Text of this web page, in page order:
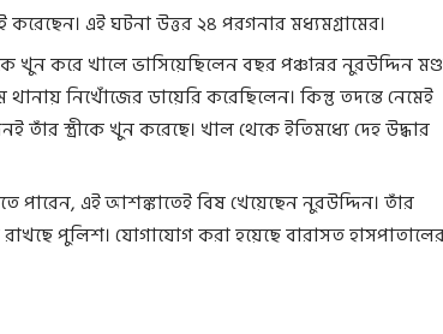
এই ঘটনা উত্তর ২৪ পরগনার মধ্যমগ্রামের।
খুন করে খালে ভাসিয়েছিলেন বছর পঞ্চান্নর নুরউদ্দিন
নিখোঁজের ডায়েরি করেছিলেন। কিন্তু তদন্তে নেমেই
তাঁর স্ত্রীকে খুন করেছে। খাল থেকে ইতিমধ্যে দেহ উদ্ধার
পারেন, এই আশঙ্কাতেই বিষ খেয়েছেন নুরউদ্দিন। তাঁর
পুলিশ। যোগাযোগ করা হয়েছে বারাসত